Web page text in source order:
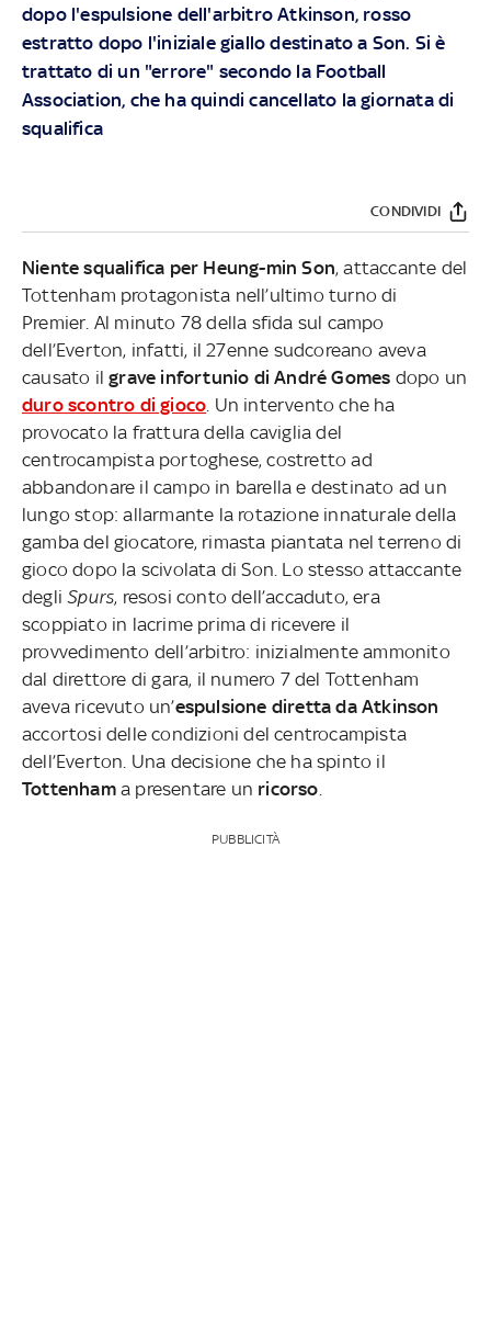
dopo l'espulsione dell'arbitro Atkinson, rosso
estratto dopo l'iniziale giallo destinato a Son. Si è
trattato di un "errore" secondo la Football
Association, che ha quindi cancellato la giornata di
squalifica
CONDIVIDI
Niente squalifica per Heung-min Son, attaccante del
Tottenham protagonista nell’ultimo turno di
Premier. Al minuto 78 della sfida sul campo
dell’Everton, infatti, il 27enne sudcoreano aveva
causato ilgrave infortunio di André Gomes dopo un
duro scontro di gioco . Un intervento che ha
provocato la frattura della caviglia del
centrocampista portoghese, costretto ad
abbandonare il campo in barella e destinato ad un
lungo stop: allarmante la rotazione innaturale della
gamba del giocatore, rimasta piantata nel terreno di
gioco dopo la scivolata di Son. Lo stesso attaccante
degliSpurs, resosi conto dell’accaduto, era
scoppiato in lacrime prima di ricevere il
provvedimento dell’arbitro: inizialmente ammonito
dal direttore di gara, il numero 7 del Tottenham
aveva ricevuto un’espulsione diretta da Atkinson
accortosi delle condizioni del centrocampista
dell’Everton. Una decisione che ha spinto il
Tottenhama presentare un ricorso
PUBBLICITÀ